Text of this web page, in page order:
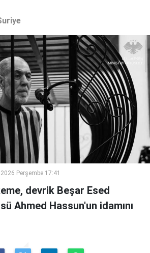
Perşembe 17:41
devrik Beşar Esed
Ahmed Hassun'un idamını